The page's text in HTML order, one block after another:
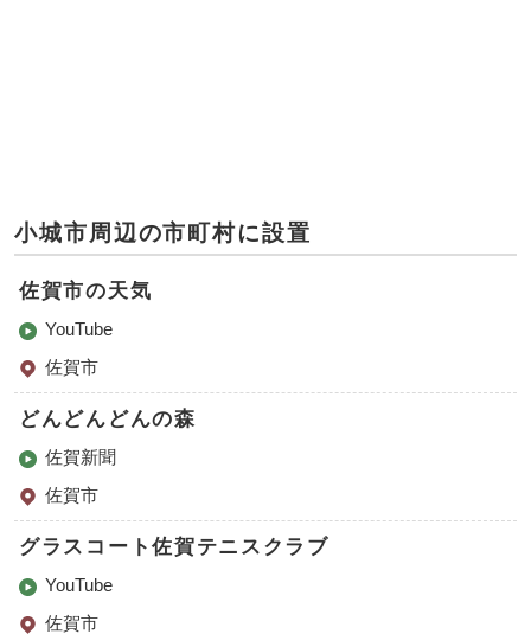
小城市周辺の市町村に設置
佐賀市の天気
YouTube
佐賀市
どんどんどんの森
佐賀新聞
佐賀市
グラスコート佐賀テニスクラブ
YouTube
佐賀市